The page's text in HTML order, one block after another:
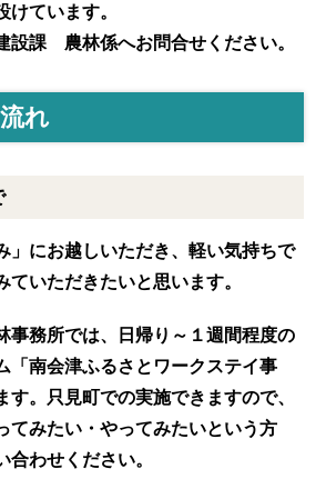
けています。
設課 農林係へお問合せください。
れ
」にお越しいただき、軽い気持ちで
ていただきたいと思います。
務所では、日帰り～１週間程度の
「南会津ふるさとワークステイ事
す。只見町での実施できますので、
てみたい・やってみたいという方
合わせください。